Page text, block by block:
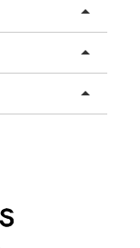
arrow_drop_up
arrow_drop_up
arrow_drop_up